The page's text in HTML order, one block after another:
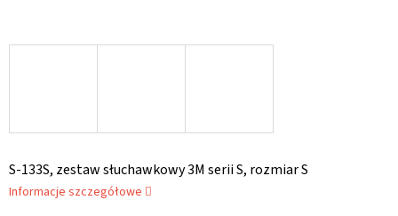
S-133S, zestaw słuchawkowy 3M serii S, rozmiar S
Informacje szczegółowe